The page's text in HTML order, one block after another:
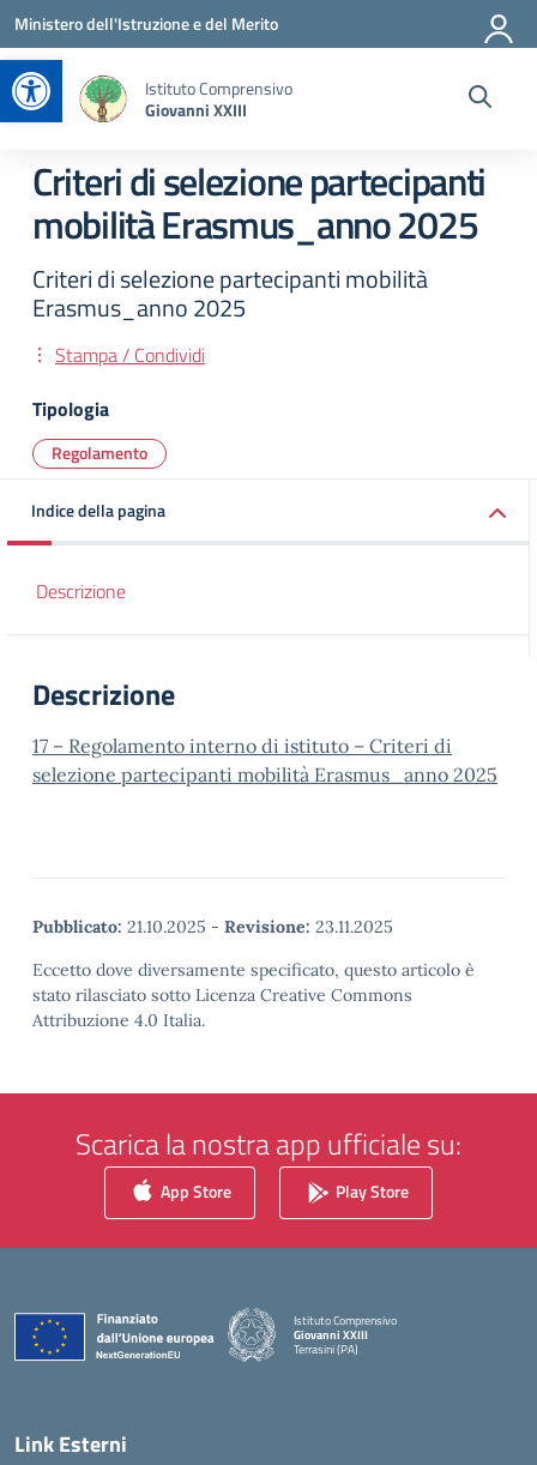
Apri la barra degli strumenti
Vai ai contenuti
Vai al menu di navigazione
Vai al footer
Ministero dell'Istruzione e del Merito
Istituto Comprensivo
Giovanni XXIII
Criteri di selezione partecipanti
mobilità Erasmus_anno 2025
Criteri di selezione partecipanti mobilità
Erasmus_anno 2025
Stampa / Condividi
Tipologia
Regolamento
Indice della pagina
Descrizione
Descrizione
17 – Regolamento interno di istituto – Criteri di
selezione partecipanti mobilità Erasmus_anno 2025
Pubblicato: 21.10.2025 - Revisione: 23.11.2025
Eccetto dove diversamente specificato, questo articolo è
stato rilasciato sotto Licenza Creative Commons
Attribuzione 4.0 Italia.
Scarica la nostra app ufficiale su:
App Store Play Store
Istituto Comprensivo
Giovanni XXIII
Terrasini (PA)
Link Esterni